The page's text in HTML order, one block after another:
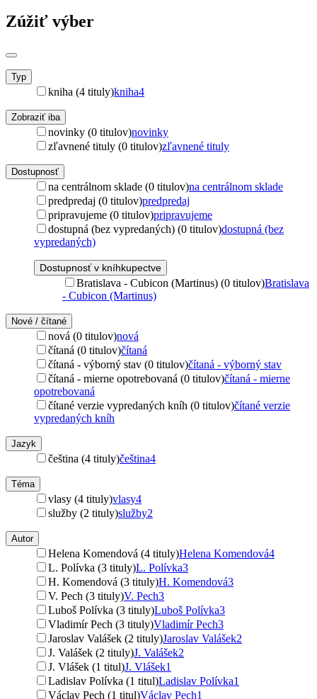
Zúžiť výber
Typ
kniha (4 tituly)kniha4
Zobraziť iba
novinky (0 titulov)novinky
zľavnené tituly (0 titulov)zľavnené tituly
Dostupnosť
na centrálnom sklade (0 titulov)na centrálnom sklade
predpredaj (0 titulov)predpredaj
pripravujeme (0 titulov)pripravujeme
dostupná (bez vypredaných) (0 titulov)dostupná (bez
vypredaných)
Dostupnosť v kníhkupectve
Bratislava - Cubicon (Martinus) (0 titulov)Bratislava
- Cubicon (Martinus)
Nové / čítané
nová (0 titulov)nová
čítaná (0 titulov)čítaná
čítaná - výborný stav (0 titulov)čítaná - výborný stav
čítaná - mierne opotrebovaná (0 titulov)čítaná - mierne
opotrebovaná
čítané verzie vypredaných kníh (0 titulov)čítané verzie
vypredaných kníh
Jazyk
čeština (4 tituly)čeština4
Téma
vlasy (4 tituly)vlasy4
služby (2 tituly)služby2
Autor
Helena Komendová (4 tituly)Helena Komendová4
L. Polívka (3 tituly)L. Polívka3
H. Komendová (3 tituly)H. Komendová3
V. Pech (3 tituly)V. Pech3
Luboš Polívka (3 tituly)Luboš Polívka3
Vladimír Pech (3 tituly)Vladimír Pech3
Jaroslav Valášek (2 tituly)Jaroslav Valášek2
J. Valášek (2 tituly)J. Valášek2
J. Vlášek (1 titul)J. Vlášek1
Ladislav Polívka (1 titul)Ladislav Polívka1
Václav Pech (1 titul)Václav Pech1